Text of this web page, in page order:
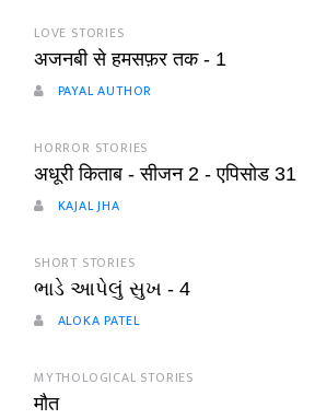
LOVE STORIES
अजनबी से हमसफ़र तक - 1
PAYAL AUTHOR
HORROR STORIES
अधूरी किताब - सीजन 2 - एपिसोड 31
KAJAL JHA
SHORT STORIES
ભાડે આપેલું સુખ - 4
ALOKA PATEL
MYTHOLOGICAL STORIES
मौत